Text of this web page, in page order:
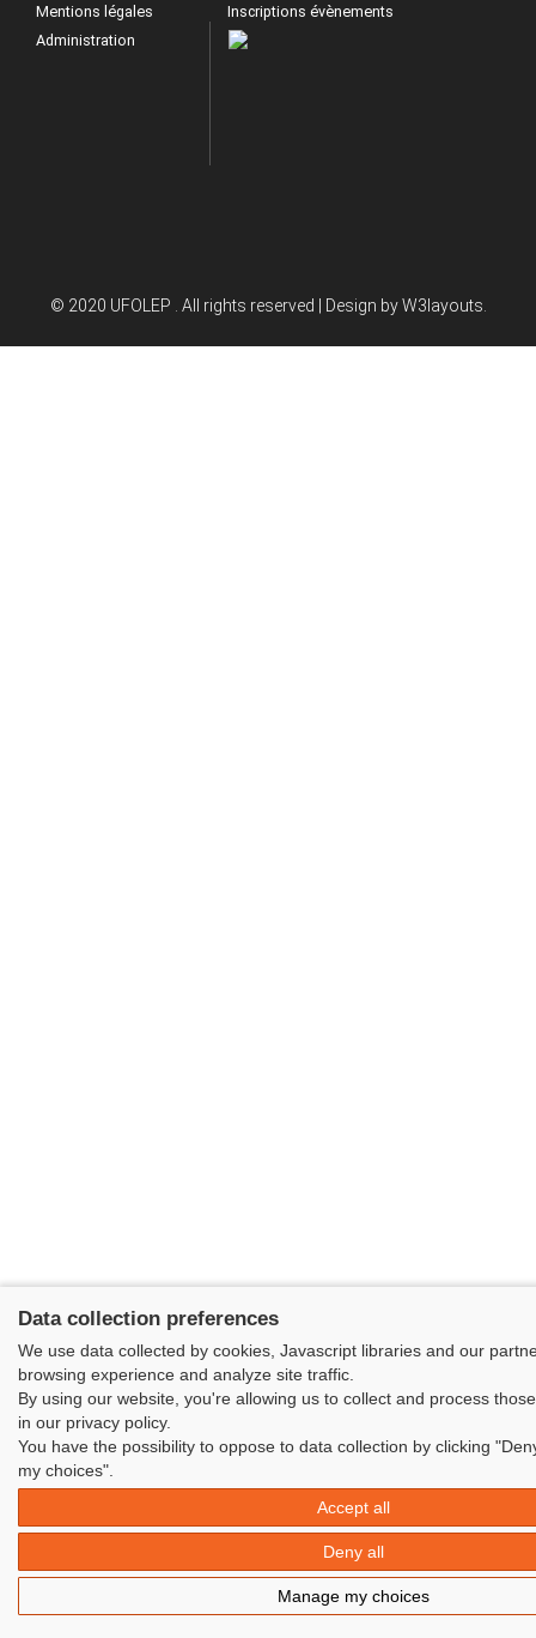
Mentions légales
Administration
Inscriptions évènements
© 2020 UFOLEP . All rights reserved | Design byW3layouts.
Data collection preferences
We use data collected by cookies, Javascript libraries and our
browsing experience and analyze site traffic.
By using our website, you're allowing us to collect and process
in our privacy policy.
You have the possibility to oppose to data collection by clicking
my choices".
Accept all
Deny all
Manage my choices